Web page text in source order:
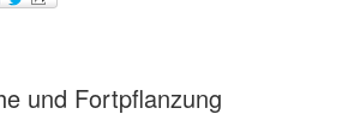
und Fortpflanzung